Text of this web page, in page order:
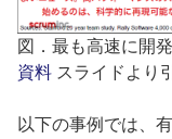
図．最も高速に開
資料 スライドより
以下の事例では、